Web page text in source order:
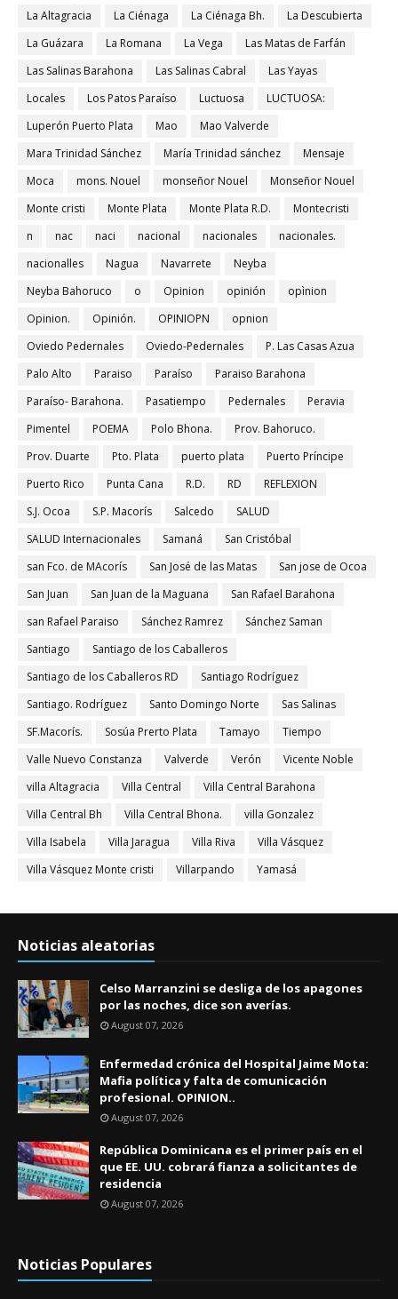
La Altagracia
La Ciénaga La Ciénaga Bh.
La Descubierta
La Guázara
La Romana La Vega
Las Matas de Farfán
Las Salinas Barahona
Las Salinas Cabral
Las Yayas
Locales
Los Patos Paraíso Luctuosa
LUCTUOSA:
Luperón Puerto Plata
Mao
Mao Valverde
Mara Trinidad Sánchez
María Trinidad sánchez
Mensaje
Moca
mons. Nouel monseñor Nouel
Monseñor Nouel
Monte cristi
Monte Plata Monte Plata R.D.
Montecristi
n
nac naci nacional nacionales
nacionales.
nacionalles
Nagua Navarrete
Neyba
Neyba Bahoruco
o Opinion opinión
opìnion
Opinion.
Opinión. OPINIOPN
opnion
Oviedo Pedernales
Oviedo-Pedernales
P. Las Casas Azua
Palo Alto
Paraiso Paraíso
Paraiso Barahona
Paraíso- Barahona.
Pasatiempo Pedernales
Peravia
Pimentel
POEMA Polo Bhona.
Prov. Bahoruco.
Prov. Duarte
Pto. Plata puerto plata
Puerto Príncipe
Puerto Rico
Punta Cana R.D. RD
REFLEXION
S.J. Ocoa
S.P. Macorís Salcedo
SALUD
SALUD Internacionales
Samaná
San Cristóbal
san Fco. de MAcorís
San José de las Matas
San jose de Ocoa
San Juan
San Juan de la Maguana
San Rafael Barahona
san Rafael Paraiso
Sánchez Ramrez
Sánchez Saman
Santiago
Santiago de los Caballeros
Santiago de los Caballeros RD
Santiago Rodríguez
Santiago. Rodríguez
Santo Domingo Norte
Sas Salinas
SF.Macorís.
Sosúa Prerto Plata Tamayo
Tiempo
Valle Nuevo Constanza
Valverde Verón
Vicente Noble
villa Altagracia
Villa Central
Villa Central Barahona
Villa Central Bh
Villa Central Bhona.
villa Gonzalez
Villa Isabela
Villa Jaragua Villa Riva
Villa Vásquez
Villa Vásquez Monte cristi
Villarpando Yamasá
Noticias aleatorias
Celso Marranzini se desliga de los apagones
por las noches, dice son averías.
August 07, 2026
Enfermedad crónica del Hospital Jaime Mota:
Mafia política y falta de comunicación
profesional. OPINION..
August 07, 2026
República Dominicana es el primer país en el
que EE. UU. cobrará fianza a solicitantes de
residencia
August 07, 2026
Noticias Populares